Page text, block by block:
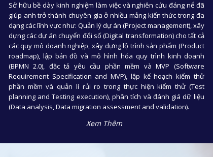
Sở hữu bề dày kinh nghiệm làm việc và nghiên cứu đáng nể đã
giúp anh trở thành chuyên gia ở nhiều mảng kiến thức trong đa
dạng các lĩnh vực như: Quản lý dự án (Project management), xây
dựng các dự án chuyển đổi số (Digital transformation) cho tất cả
các quy mô doanh nghiệp, xây dựng lộ trình sản phẩm (Product
roadmap), lập bản đồ và mô hình hóa quy trình kinh doanh
(BPMN 2.0), đặc tả yêu cầu phần mềm và MVP (Software
Requirement Specification and MVP), lập kế hoạch kiểm thử
phần mềm và quản lí rủi ro trong thực hiện kiểm thử (Test
planning and Testing execution), phân tích và đánh giá dữ liệu
(Data analysis, Data migration assessment and validation).
Xem Thêm